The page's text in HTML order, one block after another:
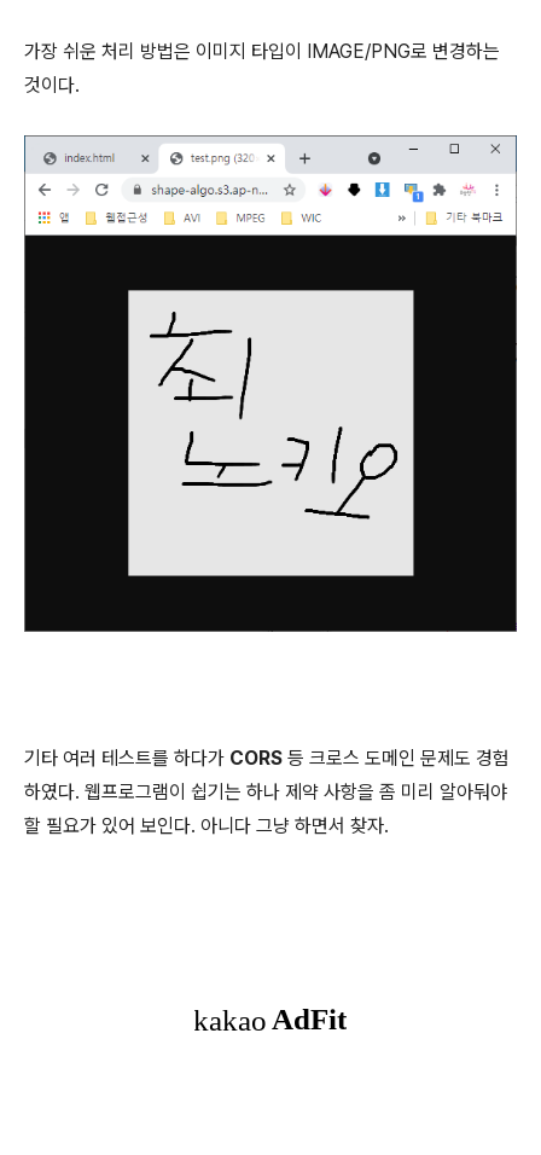
가장 쉬운 처리 방법은 이미지 타입이 IMAGE/PNG로 변경하는
것이다.
기타 여러 테스트를 하다가 CORS 등 크로스 도메인 문제도 경험
하였다. 웹프로그램이 쉽기는 하나 제약 사항을 좀 미리 알아둬야
할 필요가 있어 보인다. 아니다 그냥 하면서 찾자.